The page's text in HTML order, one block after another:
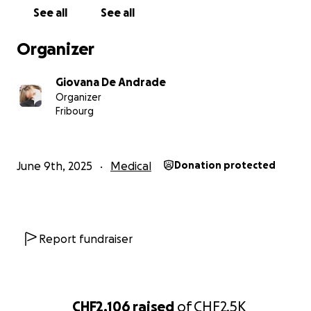
CHF2,106 raised ofCHF2.5K
See all See all
Organizer
Giovana De Andrade
Organizer
Fribourg
June 9th, 2025 Medical Donation protected
Report fundraiser